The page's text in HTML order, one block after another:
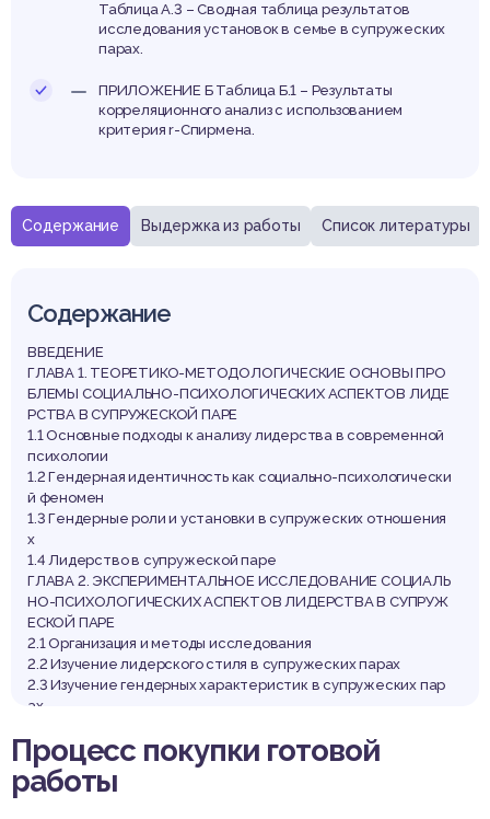
Содержание Выдержка из работы Список литературы
Содержание
ВВЕДЕНИЕ
ГЛАВА 1. ТЕОРЕТИКО-МЕТОДОЛОГИЧЕСКИЕ ОСНОВЫ ПРО
БЛЕМЫ СОЦИАЛЬНО-ПСИХОЛОГИЧЕСКИХ АСПЕКТОВ ЛИДЕ
РСТВА В СУПРУЖЕСКОЙ ПАРЕ
1.1 Основные подходы к анализу лидерства в современной
психологии
1.2 Гендерная идентичность как социально-психологически
й феномен
1.3 Гендерные роли и установки в супружеских отношения
х
1.4 Лидерство в супружеской паре
ГЛАВА 2. ЭКСПЕРИМЕНТАЛЬНОЕ ИССЛЕДОВАНИЕ СОЦИАЛЬ
НО-ПСИХОЛОГИЧЕСКИХ АСПЕКТОВ ЛИДЕРСТВА В СУПРУЖ
ЕСКОЙ ПАРЕ
2.1 Организация и методы исследования
2.2 Изучение лидерского стиля в супружеских парах
2.3 Изучение гендерных характеристик в супружеских пар
ах
2.5 Анализ социально-психологических аспектов лидерств
а в супружеских парах
ЗАКЛЮЧЕНИЕ
Таблица А.3 – Сводная таблица результатов
исследования установок в семье в супружеских
парах.
ПРИЛОЖЕНИЕ Б Таблица Б.1 – Результаты
корреляционного анализ с использованием
критерия r-Спирмена.
Процесс покупки готовой
работы